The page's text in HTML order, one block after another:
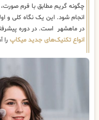
چگونه گریم مطابق با فرم
انجام شود. این یک نگاه کلی و
در ماهشهر است. در دوره
انواع تکنیک‌های جدید میکاپ را